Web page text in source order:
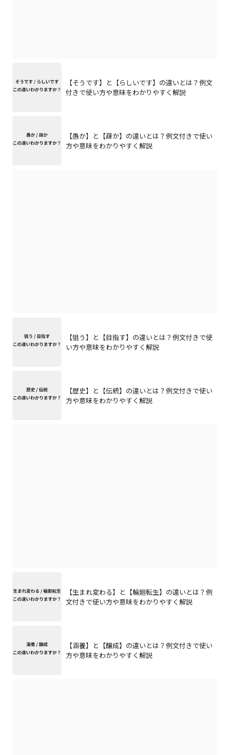
【そうです】と【らしいです】の違いとは？例文
付きで使い方や意味をわかりやすく解説
【愚か】と【疎か】の違いとは？例文付きで使い
方や意味をわかりやすく解説
【狙う】と【目指す】の違いとは？例文付きで使
い方や意味をわかりやすく解説
【歴史】と【伝統】の違いとは？例文付きで使い
方や意味をわかりやすく解説
【生まれ変わる】と【輪廻転生】の違いとは？例
文付きで使い方や意味をわかりやすく解説
【涵養】と【醸成】の違いとは？例文付きで使い
方や意味をわかりやすく解説